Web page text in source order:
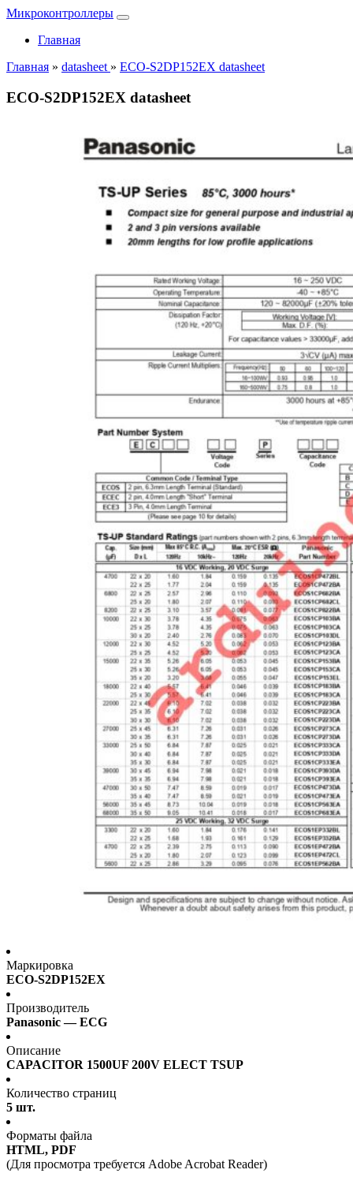
Микроконтроллеры
Главная
Главная » datasheet » ECO-S2DP152EX datasheet
ECO-S2DP152EX datasheet
Маркировка
ECO-S2DP152EX
Производитель
Panasonic — ECG
Описание
CAPACITOR 1500UF 200V ELECT TSUP
Количество страниц
5 шт.
Форматы файла
HTML, PDF
(Для просмотра требуется Adobe Acrobat Reader)